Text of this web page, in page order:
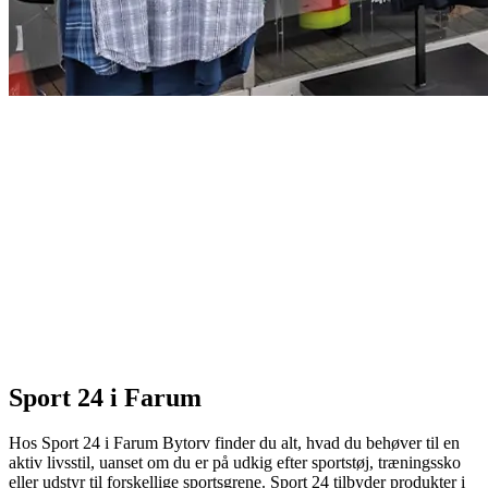
Sport 24 i Farum
Hos Sport 24 i Farum Bytorv finder du alt, hvad du behøver til en
aktiv livsstil, uanset om du er på udkig efter sportstøj, træningssko
eller udstyr til forskellige sportsgrene. Sport 24 tilbyder produkter i